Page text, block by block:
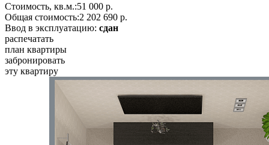
Стоимость, кв.м.:51 000 р.
Общая стоимость:2 202 690 р.
Ввод в эксплуатацию: сдан
распечатать
план квартиры
забронировать
эту квартиру